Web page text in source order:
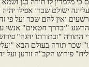
כי מלמדין לו תורה בגן
ישולם שכרו אפילו
ואין להם שכר ועל
הרשע "ובדרך חטאים" אנשי
התורה "ובתורתו יהגה"
שכר תורה בעולם הבא
פירוש הקב"ה זורען ועל